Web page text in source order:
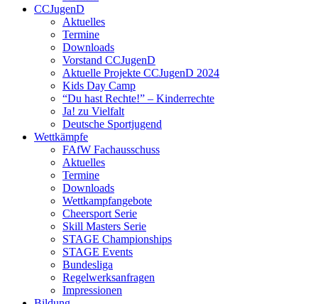
CCJugenD
Aktuelles
Termine
Downloads
Vorstand CCJugenD
Aktuelle Projekte CCJugenD 2024
Kids Day Camp
“Du hast Rechte!” – Kinderrechte
Ja! zu Vielfalt
Deutsche Sportjugend
Wettkämpfe
FAfW Fachausschuss
Aktuelles
Termine
Downloads
Wettkampfangebote
Cheersport Serie
Skill Masters Serie
STAGE Championships
STAGE Events
Bundesliga
Regelwerksanfragen
Impressionen